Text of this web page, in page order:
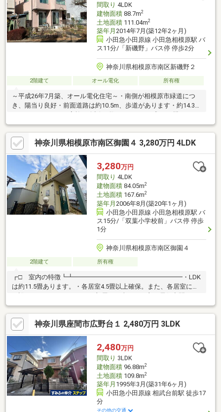
間取り 4LDK
建物面積88.7m2
土地面積111.04m2
築年月 2014年7月(築12年2ヶ月)
小田急小田原線 小田急相模原駅 バ
ス11分/「新磯野」バス停 停歩2分
神奈川県相模原市南区新磯野２
2階建て オール電化 所有権
～平成26年7月築、オール電化住宅～・南側が相模原市緑道につ
き、陽当り良好・前面道路は約10.5m、歩道があります・約14.3畳
段差のない約4.5畳の和室・1階2階にトイレあり・収納力豊富な小
屋裏収納あり・2階南西側洋室は、開放感のある勾配天井を採用・
2階には、テレワークや書斎に利用できる納戸あり※市街化調整区
域ですが、都市計画法第43条の規定に適合するので再建築（改
築）可
神奈川県相模原市南区御園４ 3,280万円 4LDK
3,280万円
間取り 4LDK
建物面積84.05m2
土地面積167.6m2
築年月 2006年8月(築20年1ヶ月)
小田急小田原線 小田急相模原駅 バ
ス15分/「双葉小学校前」バス停 停歩
1分
神奈川県相模原市南区御園４
2階建て 所有権
┏□ 室内の特徴┗┻━━━━━━━━━━━━━━━━━・LDK
は約11.5畳あります。・各居室4.5畳以上確保。また、各居室に窓
が設けられているためどのお部屋も日当たりの良い居住空間とな
っています。・約4.5畳の和室部分は、客間や寝室としてもお使え
いただけるほか、リビングダイニングとの仕切りを全開にするこ
とで広い空間をつくることも可能です。・キッチン・浴室・洗面
室・お手洗いなど各種水回りには窓が設置されており、湿気や臭
いがこもりにくく、衛生的です。・1階と2階にトイレがありま
す。・南東側にお庭があり、リビングおよび和室から植栽を望め
ます。
神奈川県座間市広野台１ 2,480万円 3LDK
2,480万円
間取り 3LDK
建物面積96.88m2
土地面積109.8m2
築年月 1995年3月(築31年6ヶ月)
小田急小田原線 相武台前駅 徒歩17
分
その他の交通